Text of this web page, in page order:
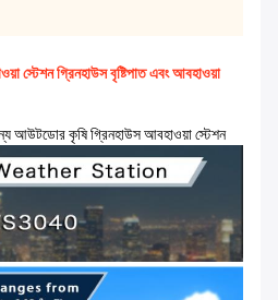
স্টেশন গ্রিনহাউস বৃষ্টিপাত এবং আবহাওয়া
আউটডোর কৃষি গ্রিনহাউস আবহাওয়া স্টেশন